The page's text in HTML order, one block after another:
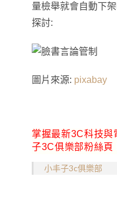
量檢舉就會自動下
探討:
圖片來源: pixabay
掌握最新3C科技與
子3C俱樂部粉絲頁
小丰子3c俱樂部